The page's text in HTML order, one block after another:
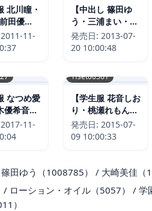
北川瞳・
田優
ッチ 制
ふしだ
2011-11-
【中出し 篠田ゆ
う・三浦まい・飯
田せいこ】エレベ
ーターに挟まれた
んなエロハプニン
グに遭遇したら、
あなたは目の前の
尻を犯さずにいら
れますか？｜
1rct00510
発売日: 2013-07-
20 10:00:48
なつめ愛
優希音・
あずみひ
ひ
2017-11-
1fset00561
【学生服 花音しお
り・桃瀬れもん・
穂高ゆうき】絶対
に手を出してはい
｜1fset00561
発売日: 2015-07-
09 10:00:33
田ゆう（1008785） / 大崎美佳（
/ ローション・オイル（5057） /
）